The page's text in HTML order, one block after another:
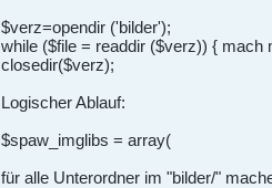
$verz=opendir ('bilder');
while ($file = readdir ($verz)) { mach
closedir($verz);
Logischer Ablauf:
$spaw_imglibs = array(
für alle Unterordner im "bilder/"